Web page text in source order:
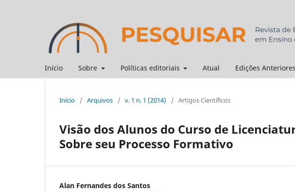
Início Sobre Políticas editoriais Atual Edições Anteriores
Início / Arquivos / v. 1 n. 1 (2014) / Artigos Científicos
Visão dos Alunos do Curso de
Sobre seu Processo Formativo
Alan Fernandes dos Santos